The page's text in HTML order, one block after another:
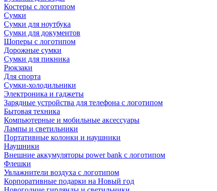
Костеры с логотипом
Сумки
Сумки для ноутбука
Сумки для документов
Шоперы с логотипом
Дорожные сумки
Сумки для пикника
Рюкзаки
Для спорта
Сумки-холодильники
Электроника и гаджеты
Зарядные устройства для телефона с логотипом
Бытовая техника
Компьютерные и мобильные аксессуары
Лампы и светильники
Портативные колонки и наушники
Наушники
Внешние аккумуляторы power bank с логотипом
Флешки
Увлажнители воздуха с логотипом
Корпоративные подарки на Новый год